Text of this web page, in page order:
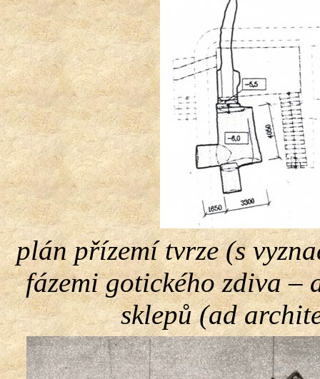
plán přízemí tvrze (s
fázemi gotického zdiva –
sklepů (ad